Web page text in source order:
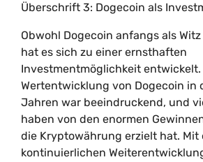
Überschrift 3: Dogecoin als
Obwohl Dogecoin anfangs als
hat es sich zu einer ernsthaften
Investmentmöglichkeit entwickelt.
Wertentwicklung von Dogecoin in
Jahren war beeindruckend, und
haben von den enormen
die Kryptowährung erzielt hat. Mit
kontinuierlichen